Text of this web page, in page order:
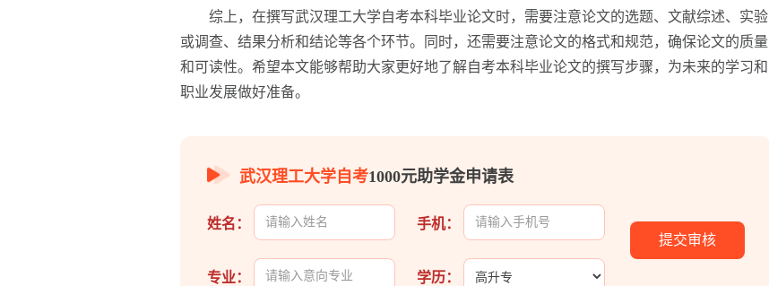
综上，在撰写武汉理工大学自考本科毕业论文时，需要注意论文的选题、文献综述、实验
或调查、结果分析和结论等各个环节。同时，还需要注意论文的格式和规范，确保论文的质量
和可读性。希望本文能够帮助大家更好地了解自考本科毕业论文的撰写步骤，为未来的学习和
职业发展做好准备。
武汉理工大学自考1000元助学金申请表
姓名： 手机：
专业： 学历：